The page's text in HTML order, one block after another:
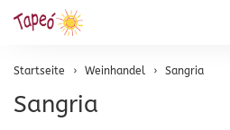
Startseite Weinhandel Sangria
Sangria